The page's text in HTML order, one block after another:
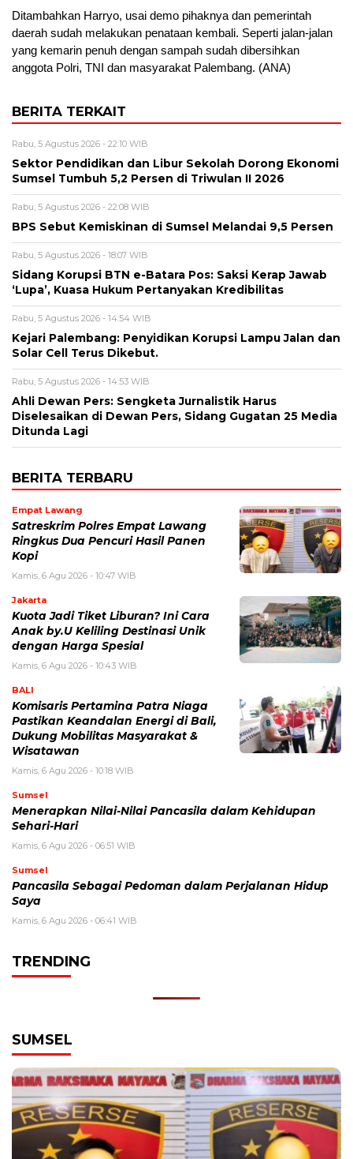
Ditambahkan Harryo, usai demo pihaknya dan pemerintah
daerah sudah melakukan penataan kembali. Seperti jalan-jalan
yang kemarin penuh dengan sampah sudah dibersihkan
anggota Polri, TNI dan masyarakat Palembang. (ANA)
BERITA TERKAIT
Rabu, 5 Agustus 2026 - 22:10 WIB
Sektor Pendidikan dan Libur Sekolah Dorong Ekonomi
Sumsel Tumbuh 5,2 Persen di Triwulan II 2026
Rabu, 5 Agustus 2026 - 22:08 WIB
BPS Sebut Kemiskinan di Sumsel Melandai 9,5 Persen
Rabu, 5 Agustus 2026 - 18:07 WIB
Sidang Korupsi BTN e-Batara Pos: Saksi Kerap Jawab
‘Lupa’, Kuasa Hukum Pertanyakan Kredibilitas
Rabu, 5 Agustus 2026 - 14:54 WIB
Kejari Palembang: Penyidikan Korupsi Lampu Jalan dan
Solar Cell Terus Dikebut.
Rabu, 5 Agustus 2026 - 14:53 WIB
Ahli Dewan Pers: Sengketa Jurnalistik Harus
Diselesaikan di Dewan Pers, Sidang Gugatan 25 Media
Ditunda Lagi
BERITA TERBARU
Empat Lawang
Satreskrim Polres Empat Lawang
Ringkus Dua Pencuri Hasil Panen
Kopi
Kamis, 6 Agu 2026 - 10:47 WIB
Jakarta
Kuota Jadi Tiket Liburan? Ini Cara
Anak by.U Keliling Destinasi Unik
dengan Harga Spesial
Kamis, 6 Agu 2026 - 10:43 WIB
BALI
Komisaris Pertamina Patra Niaga
Pastikan Keandalan Energi di Bali,
Dukung Mobilitas Masyarakat &
Wisatawan
Kamis, 6 Agu 2026 - 10:18 WIB
Sumsel
Menerapkan Nilai-Nilai Pancasila dalam Kehidupan
Sehari-Hari
Kamis, 6 Agu 2026 - 06:51 WIB
Sumsel
Pancasila Sebagai Pedoman dalam Perjalanan Hidup
Saya
Kamis, 6 Agu 2026 - 06:41 WIB
TRENDING
SUMSEL